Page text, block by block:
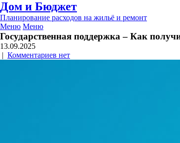
Дом и Бюджет
Планирование расходов на жильё и ремонт
Меню Меню
Государственная поддержка – Как
13.09.2025
| Комментариев нет